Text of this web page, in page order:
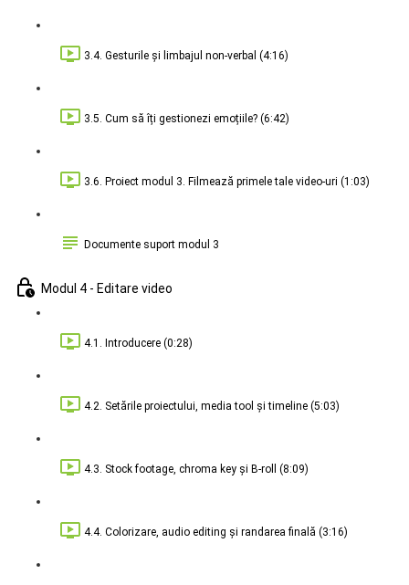
3.4. Gesturile și limbajul non-verbal (4:16)
3.5. Cum să îți gestionezi emoțiile? (6:42)
3.6. Proiect modul 3. Filmează primele tale video-uri (1:03)
Documente suport modul 3
Modul 4 - Editare video
4.1. Introducere (0:28)
4.2. Setările proiectului, media tool și timeline (5:03)
4.3. Stock footage, chroma key și B-roll (8:09)
4.4. Colorizare, audio editing și randarea finală (3:16)